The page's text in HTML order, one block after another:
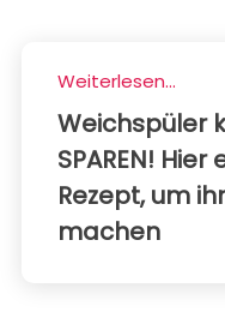
Weiterlesen...
Weichspüler
SPAREN!
Rezept, um
machen